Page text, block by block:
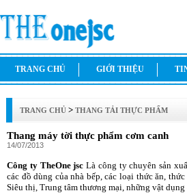
TRANG CHỦ GIỚI THIỆU
TRANG CHỦ > THANG TẢI THỰC PHẨM
Thang máy tời thực phẩm cơm canh
14/07/2013
Công ty TheOne jsc Là công ty chuyên sản
các đồ dùng của nhà bếp, các loại thức ăn,
Siêu thị, Trung tâm thương mại, những vật